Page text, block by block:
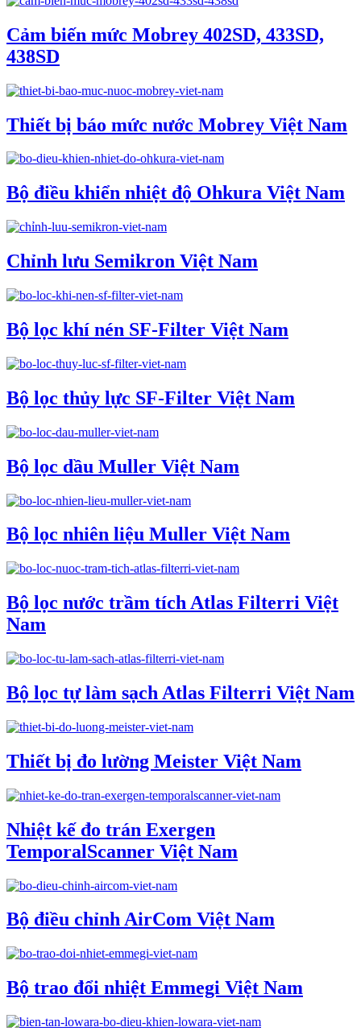
Cảm biến mức Mobrey 402SD, 433SD,
438SD
Thiết bị báo mức nước Mobrey Việt Nam
Bộ điều khiển nhiệt độ Ohkura Việt Nam
Chỉnh lưu Semikron Việt Nam
Bộ lọc khí nén SF-Filter Việt Nam
Bộ lọc thủy lực SF-Filter Việt Nam
Bộ lọc dầu Muller Việt Nam
Bộ lọc nhiên liệu Muller Việt Nam
Bộ lọc nước trầm tích Atlas Filterri Việt
Nam
Bộ lọc tự làm sạch Atlas Filterri Việt Nam
Thiết bị đo lường Meister Việt Nam
Nhiệt kế đo trán Exergen
TemporalScanner Việt Nam
Bộ điều chỉnh AirCom Việt Nam
Bộ trao đổi nhiệt Emmegi Việt Nam